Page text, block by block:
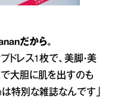
だから。
ドレス1枚で、美脚・美
大胆に肌を出すのも
特別な雑誌なんです」